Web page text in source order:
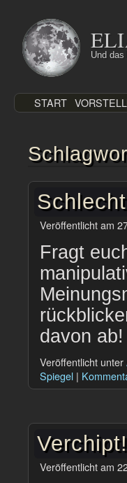
Inhalt
springen
Und
START
Veröffentlicht am
Fragt
davon ab!
Veröffentlicht unter
Spiegel |
Verchipt!
Veröffentlicht am